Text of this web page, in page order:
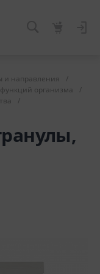
и направления
/
организма
/
/